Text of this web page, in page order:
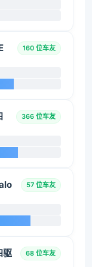
160 位车友
366 位车友
57 位车友
驱
68 位车友